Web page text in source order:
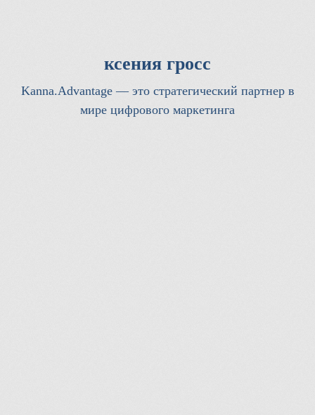
ксения гросс
Kanna.Advantage — это стратегический партнер в
мире цифрового маркетинга